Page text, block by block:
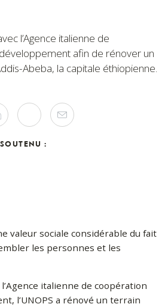
l’Agence italienne de
afin de rénover un
Abeba, la capitale éthiopienne.
Linkedin Twitter Mail
:
valeur sociale considérable du fait
les personnes et les
italienne de coopération
l’UNOPS a rénové un terrain